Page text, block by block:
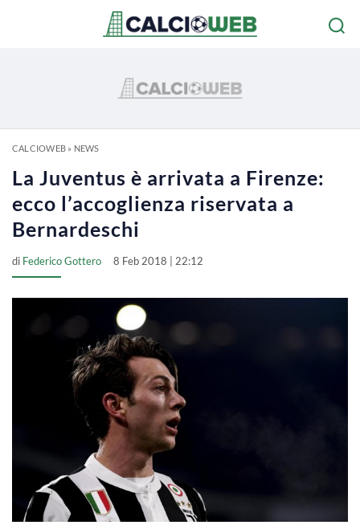
CALCIOWEB» NEWS
La Juventus è arrivata a Firenze:
ecco l’accoglienza riservata a
Bernardeschi
di Federico Gottero 8 Feb 2018 | 22:12